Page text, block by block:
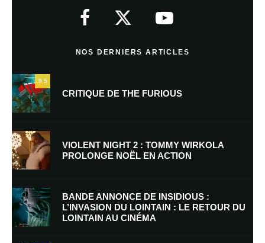
Nom*
E-mail* Site web
NOS DERNIERS ARTICLES
9.5
CRITIQUE DE THE FURIOUS
VIOLENT NIGHT 2 : TOMMY WIRKOLA
PROLONGE NOËL EN ACTION
BANDE ANNONCE DE INSIDIOUS :
L’INVASION DU LOINTAIN : LE RETOUR DU
LOINTAIN AU CINÉMA